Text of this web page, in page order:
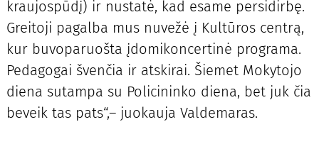
kraujospūdį) ir nustatė, kad esame persidirbę.
Greitoji pagalba mus nuvežė į Kultūros centrą,
kur buvoparuošta įdomikoncertinė programa.
Pedagogai švenčia ir atskirai. Šiemet Mokytojo
diena sutampa su Policininko diena, bet juk čia
beveik tas pats“,– juokauja Valdemaras.